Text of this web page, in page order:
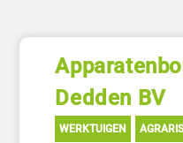
Dedden BV
WERKTUIGEN